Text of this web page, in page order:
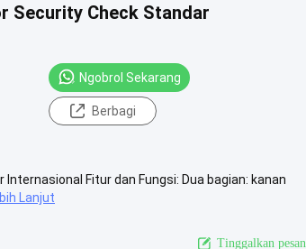
Security Check Standar
Ngobrol Sekarang
Berbagi
Fitur dan Fungsi: Dua bagian: kanan
Lanjut
Tinggalkan pesan.